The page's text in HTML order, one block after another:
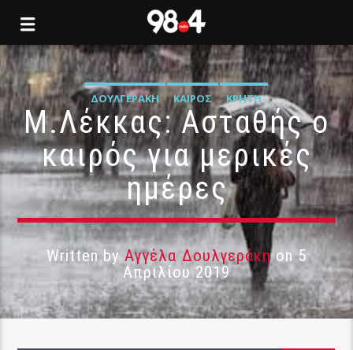
ΔΟΥΛΓΕΡΆΚΗ ΚΑΙΡΌΣ ΚΡΉΤΗ
Μ.Λέκκας: Ασταθής ο
καιρός για μερικές
ημέρες
Written byΑγγέλα Δουλγεράκηon 5
Απριλίου 2019